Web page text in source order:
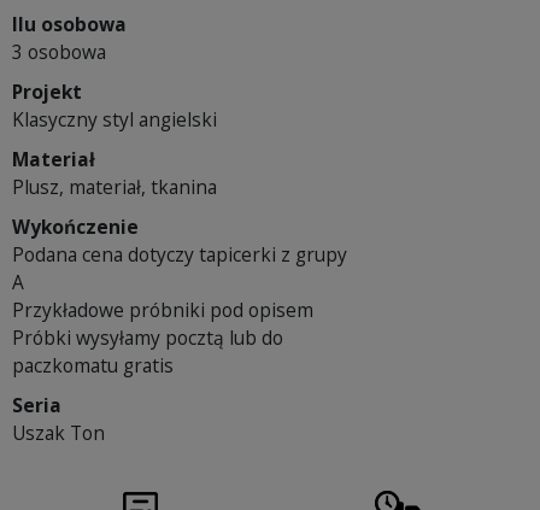
Ilu osobowa
3 osobowa
Projekt
Klasyczny styl angielski
Materiał
Plusz, materiał, tkanina
Wykończenie
Podana cena dotyczy tapicerki z grupy
A
Przykładowe próbniki pod opisem
Próbki wysyłamy pocztą lub do
paczkomatu gratis
Seria
Uszak Ton